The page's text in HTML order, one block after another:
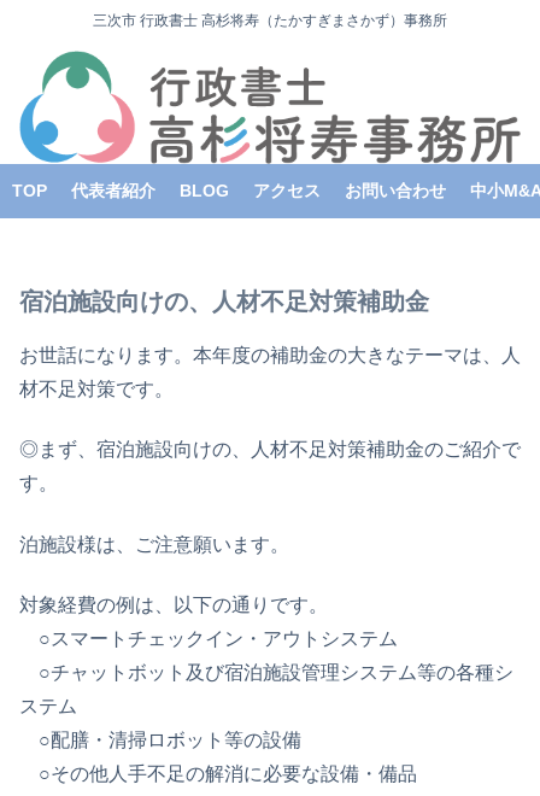
三次市 行政書士 高杉将寿（たかすぎまさかず）事務所
TOP 代表者紹介 BLOG アクセス お問い合わせ 中小
宿泊施設向けの、人材不足対策補助金
お世話になります。本年度の補助金の大きなテーマは、人
材不足対策です。
◎まず、宿泊施設向けの、人材不足対策補助金のご紹介で
す。
泊施設様は、ご注意願います。
対象経費の例は、以下の通りです。
○スマートチェックイン・アウトシステム
○チャットボット及び宿泊施設管理システム等の各種シ
ステム
○配膳・清掃ロボット等の設備
○その他人手不足の解消に必要な設備・備品